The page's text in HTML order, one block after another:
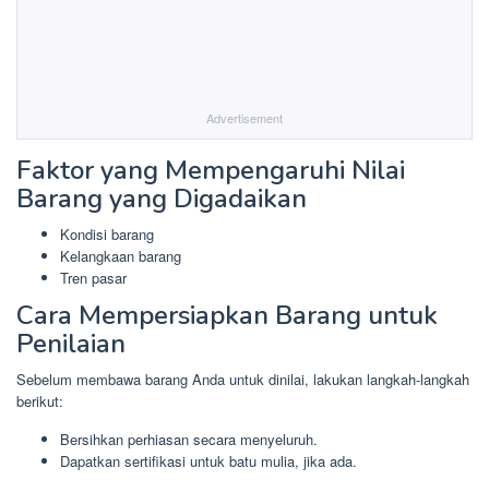
Advertisement
Faktor yang Mempengaruhi Nilai
Barang yang Digadaikan
Kondisi barang
Kelangkaan barang
Tren pasar
Cara Mempersiapkan Barang untuk
Penilaian
Sebelum membawa barang Anda untuk dinilai, lakukan langkah-langkah
berikut:
Bersihkan perhiasan secara menyeluruh.
Dapatkan sertifikasi untuk batu mulia, jika ada.